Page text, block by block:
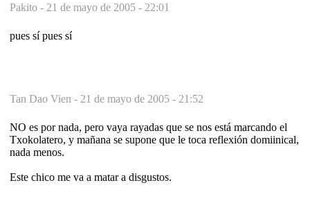
Pakito - 21 de mayo de 2005 - 22:01
pues sí pues sí
Tan Dao Vien - 21 de mayo de 2005 - 21:52
NO es por nada, pero vaya rayadas que se nos está marcando el
Txokolatero, y mañana se supone que le toca reflexión domiinical,
nada menos.
Este chico me va a matar a disgustos.